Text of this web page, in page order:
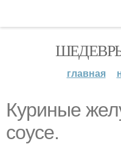
главная
Куриные
соусе.